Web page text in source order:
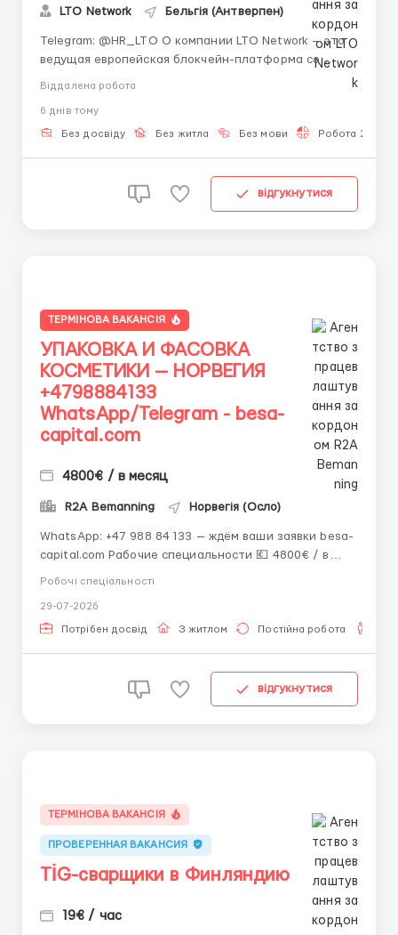
LTO Network Бельгія (Антверпен)
Telegram: @HR_LTO О компании LTO Network — это
ведущая европейская блокчейн-платформа со
штаб-квартирой в Амстердаме. Мы создаем
государственных органов (включая проекты для
ООН), автоматизируем документооборот и
Віддалена робота
6 днiв тому
Без досвіду Без житла Без мови Робота 2-3
відгукнутися
ТЕРМІНОВА ВАКАНСІЯ
УПАКОВКА И ФАСОВКА
КОСМЕТИКИ — НОРВЕГИЯ
+4798884133
WhatsApp/Telegram - besa-
capital.com
4800€ / в месяц
R2A Bemanning Норвегія (Осло)
WhatsApp: +47 988 84 133 — ждём ваши заявки besa-
capital.com Рабочие специальности 💶 4800€ / в
Постоянная работа ✔ Рабочая виза ✔ Для мужчин /
женщин / семейных пар ✔ Срочный набо...
Робочі спеціальності
29-07-2026
Потрібен досвід З житлом Постійна робота
відгукнутися
ТЕРМІНОВА ВАКАНСІЯ
ПРОВЕРЕННАЯ ВАКАНСИЯ
TİG-сварщики в Финляндию
19€ / час